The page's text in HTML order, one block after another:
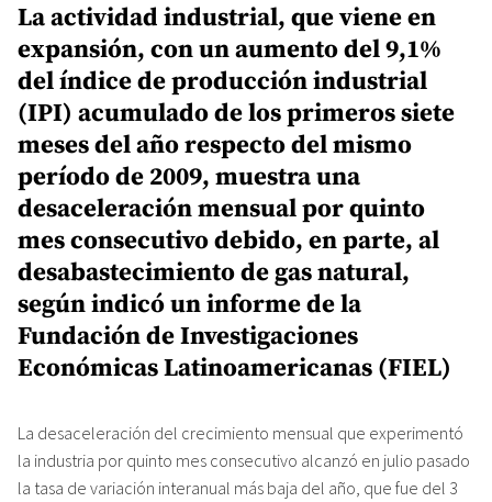
La actividad industrial, que viene en
expansión, con un aumento del 9,1%
del índice de producción industrial
(IPI) acumulado de los primeros siete
meses del año respecto del mismo
período de 2009, muestra una
desaceleración mensual por quinto
mes consecutivo debido, en parte, al
desabastecimiento de gas natural,
según indicó un informe de la
Fundación de Investigaciones
Económicas Latinoamericanas (FIEL)
La desaceleración del crecimiento mensual que experimentó
la industria por quinto mes consecutivo alcanzó en julio pasado
la tasa de variación interanual más baja del año, que fue del 3